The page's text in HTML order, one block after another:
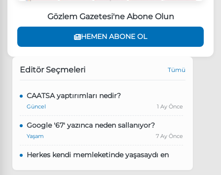
Gözlem Gazetesi'ne Abone Olun
HEMEN ABONE OL
Editör Seçmeleri Tümü
CAATSA yaptırımları nedir?
Güncel 1 Ay Önce
Google '67' yazınca neden sallanıyor?
Yaşam 7 Ay Önce
Herkes kendi memleketinde yaşasaydı en